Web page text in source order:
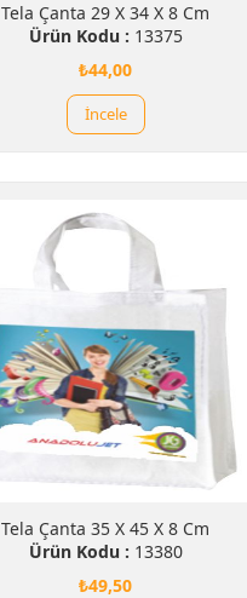
Tela Çanta 29 X 34 X 8 Cm
Ürün Kodu : 13375
₺44,00
İncele
Tela Çanta 35 X 45 X 8 Cm
Ürün Kodu : 13380
₺49,50